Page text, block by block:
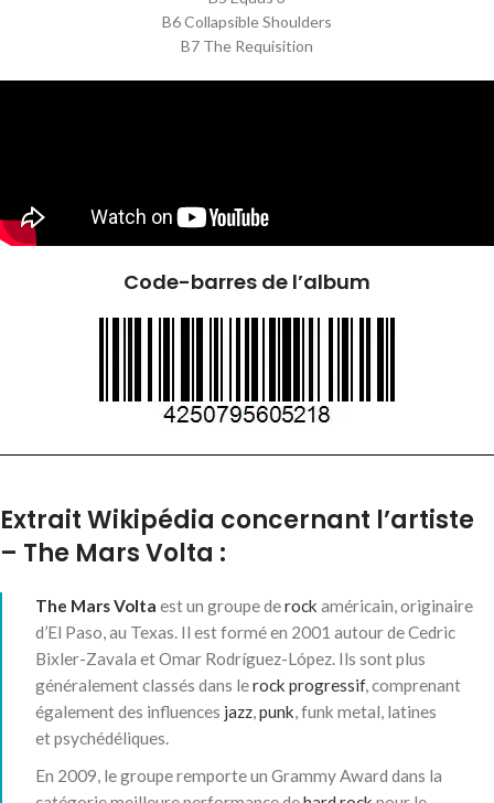
B6 Collapsible Shoulders
B7 The Requisition
Code-barres de l’album
Extrait Wikipédia concernant l’artiste
– The Mars Volta :
The Mars Volta est un groupe derock américain, originaire
d’El Paso, au Texas. Il est formé en 2001 autour de Cedric
Bixler-Zavala et Omar Rodríguez-López. Ils sont plus
généralement classés dans lerock progressif, comprenant
également des influences jazz,punk, funk metal, latines
et psychédéliques.
En 2009, le groupe remporte un Grammy Award dans la